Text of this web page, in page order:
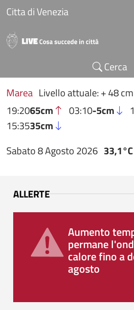
Salta al contenuto principale
Citta di Venezia
Cerca
Marea Livello attuale: + 48 cm
19:2065cm 03:10-5cm
15:3535cm
Sabato 8 Agosto 2026 33,1°C
ALLERTE
Aumento
permane
calore fino a
agosto